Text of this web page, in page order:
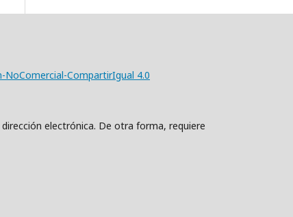
NoComercial-CompartirIgual 4.0
electrónica. De otra forma, requiere